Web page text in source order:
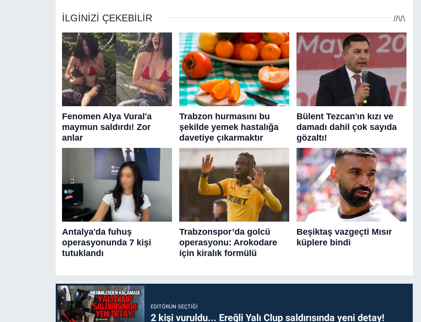
EDITÖRÜN SEÇTIĞI
2 kişi vuruldu... Ereğli Yalı Clup saldırısında yeni detay!